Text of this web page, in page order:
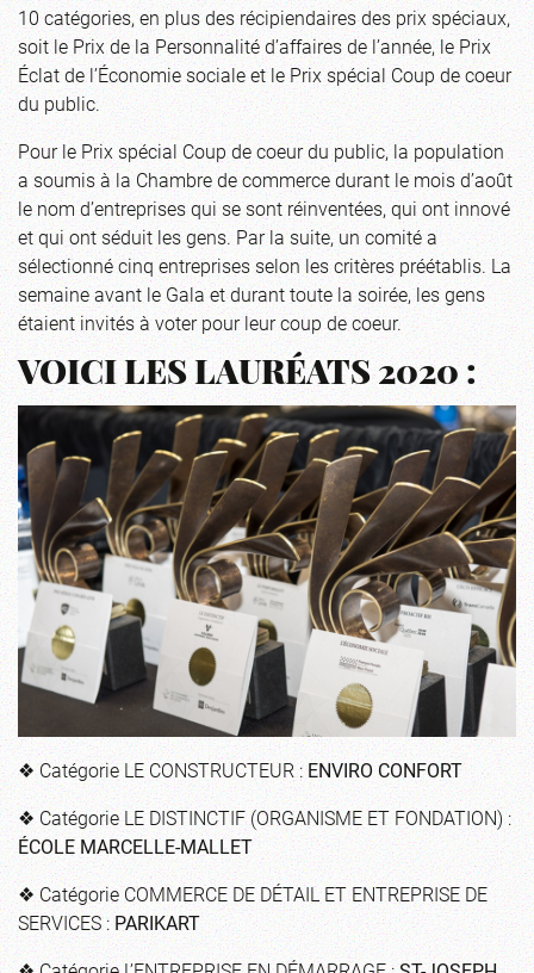
10 catégories, en plus des récipiendaires des prix spéciaux,
soit le Prix de la Personnalité d’affaires de l’année, le Prix
Éclat de l’Économie sociale et le Prix spécial Coup de coeur
du public.
Pour le Prix spécial Coup de coeur du public, la population
a soumis à la Chambre de commerce durant le mois d’août
le nom d’entreprises qui se sont réinventées, qui ont innové
et qui ont séduit les gens. Par la suite, un comité a
sélectionné cinq entreprises selon les critères préétablis. La
semaine avant le Gala et durant toute la soirée, les gens
étaient invités à voter pour leur coup de coeur.
VOICI LES LAURÉATS 2020 :
❖ Catégorie LE CONSTRUCTEUR :ENVIRO CONFORT
❖ Catégorie LE DISTINCTIF (ORGANISME ET FONDATION) :
ÉCOLE MARCELLE-MALLET
❖ Catégorie COMMERCE DE DÉTAIL ET ENTREPRISE DE
SERVICES :PARIKART